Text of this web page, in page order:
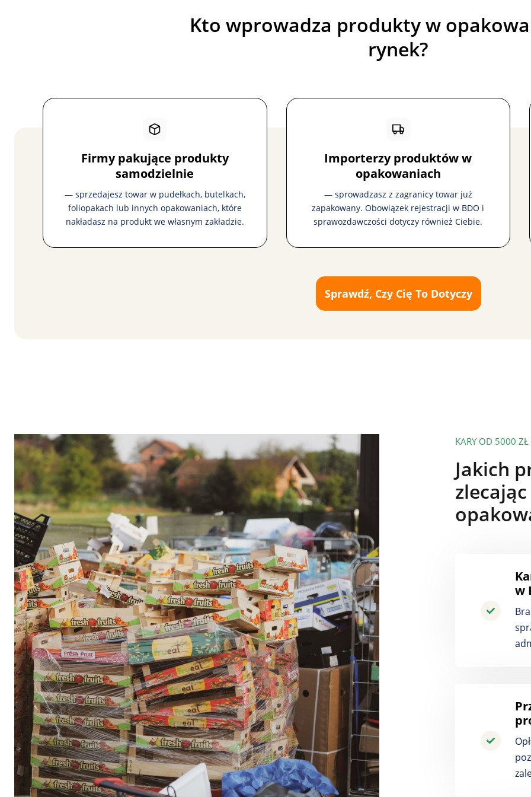
Kto wprowadza produkty w
rynek?
Firmy pakujące produkty
samodzielnie
— sprzedajesz towar w pudełkach, butelkach,
foliopakach lub innych opakowaniach, które
nakładasz na produkt we własnym zakładzie.
Importerzy produktów w
opakowaniach
— sprowadzasz z zagranicy towar już
zapakowany. Obowiązek rejestracji w BDO i
sprawozdawczości dotyczy również Ciebie.
Sprawdź, Czy Cię To Dotyczy
KARY OD 5000
Jakich
w